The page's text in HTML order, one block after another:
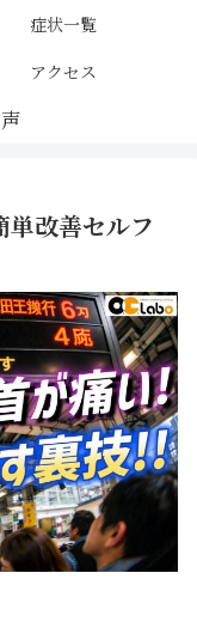
症状一覧
アクセス
改善セルフ